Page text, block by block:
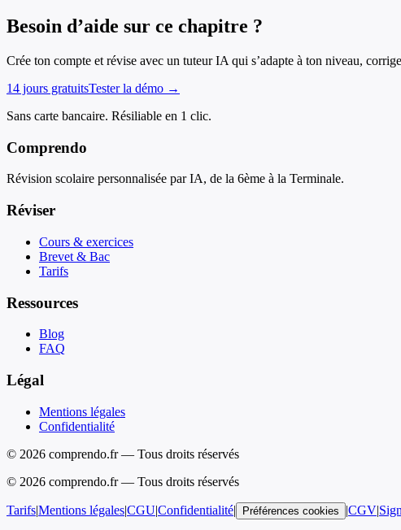
Besoin d’aide sur ce chapitre ?
Crée ton compte et révise avec un tuteur IA qui s’adapte à ton niveau,
14 jours gratuitsTester la démo →
Sans carte bancaire. Résiliable en 1 clic.
Comprendo
Révision scolaire personnalisée par IA, de la 6ème à la Terminale.
Réviser
Cours & exercices
Brevet & Bac
Tarifs
Ressources
Blog
FAQ
Légal
Mentions légales
Confidentialité
© 2026 comprendo.fr — Tous droits réservés
© 2026 comprendo.fr — Tous droits réservés
Tarifs|Mentions légales|CGU|Confidentialité| Préférences cookies |CGV|